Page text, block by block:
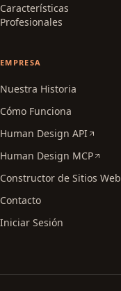
Características
Profesionales
EMPRESA
Nuestra Historia
Cómo Funciona
Human Design API
Human Design MCP
Constructor de Sitios Web
Contacto
Iniciar Sesión